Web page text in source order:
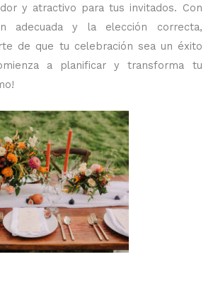
y atractivo para tus invitados. Con
adecuada y la elección correcta,
de que tu celebración sea un éxito
a planificar y transforma tu